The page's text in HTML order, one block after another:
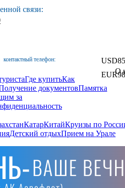
связи:
контактный телефон: USD
EUR
Где купитьКак
документовПамятка
за
О
КатарКитайКруизы по
Детский отдыхПрием на Урале